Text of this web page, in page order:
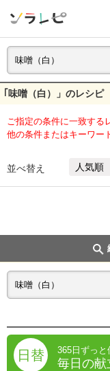
｢味噌（白）」のレシピ
ご指定の条件に一致する
他の条件またはキーワー
並べ替え
日替 365日ずっと
毎日の献